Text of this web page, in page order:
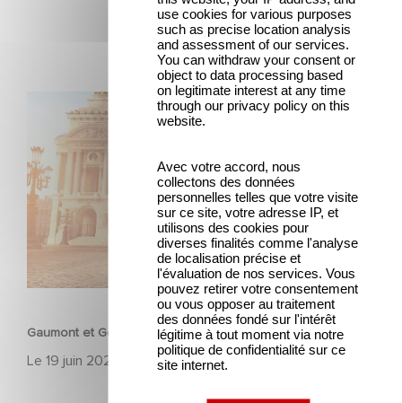
ANIMATION
Gaumont et Good Hero annoncent la suite de Ballerina
Le 19 juin 2026
Gaumont et Good Hero annoncent la suite de Ballerina
use cookies for various purposes
such as precise location analysis
and assessment of our services.
You can withdraw your consent or
object to data processing based
on legitimate interest at any time
through our privacy policy on this
website.
Avec votre accord, nous
collectons des données
personnelles telles que votre visite
sur ce site, votre adresse IP, et
utilisons des cookies pour
diverses finalités comme l'analyse
de localisation précise et
l'évaluation de nos services. Vous
pouvez retirer votre consentement
ou vous opposer au traitement
des données fondé sur l'intérêt
légitime à tout moment via notre
politique de confidentialité sur ce
site internet.